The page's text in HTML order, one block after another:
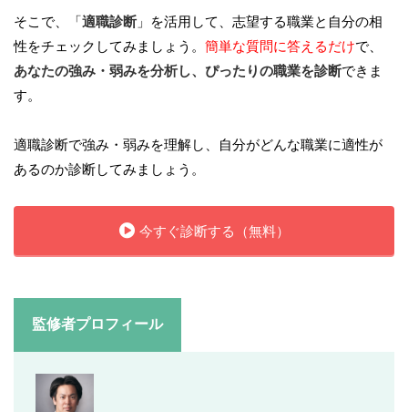
そこで、「適職診断」を活用して、志望する職業と自分の相
性をチェックしてみましょう。 簡単な質問に答えるだけで、
あなたの強み・弱みを分析し、ぴったりの職業を診断できま
す。
適職診断で強み・弱みを理解し、自分がどんな職業に適性が
あるのか診断してみましょう。
今すぐ診断する（無料）
監修者プロフィール